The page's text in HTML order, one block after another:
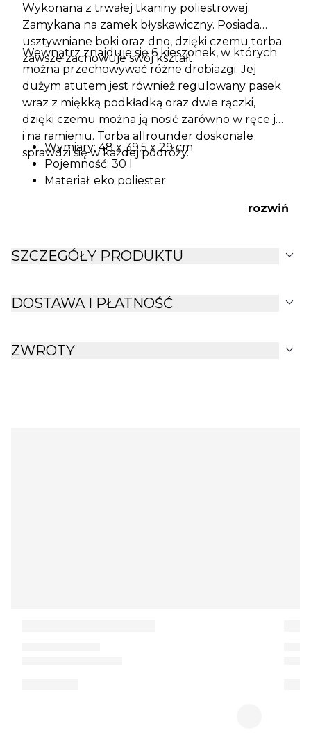
Wykonana z trwałej tkaniny poliestrowej.
Zamykana na zamek błyskawiczny. Posiada
usztywniane boki oraz dno, dzięki czemu torba
zawsze zachowuje swój kształt.
Wewnątrz znajduje się 6 kieszonek, w których
można przechowywać różne drobiazgi. Jej
dużym atutem jest również regulowany pasek
wraz z miękką podkładką oraz dwie rączki,
dzięki czemu można ją nosić zarówno w ręce jak
i na ramieniu. Torba allrounder doskonale
sprawdzi się w każdej podróży.
Wymiary: 48 x 39,5 x 29 cm
Pojemność: 30 l
Materiał: eko poliester
rozwiń
SZCZEGÓŁY PRODUKTU expand_more
DOSTAWA I PŁATNOŚĆ expand_more
ZWROTY expand_more